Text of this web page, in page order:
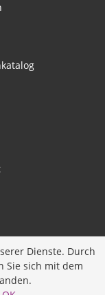
GmbH
Dienste. Durch
Sie sich mit dem